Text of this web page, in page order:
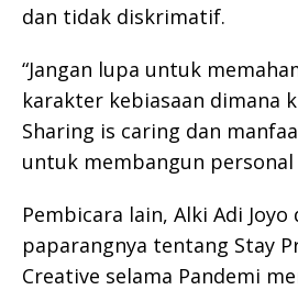
dan tidak diskrimatif.
“Jangan lupa untuk
karakter kebiasaan dimana
Sharing is caring dan
untuk membangun personal
Pembicara lain, Alki Adi Joyo
paparangnya tentang Stay
Creative selama Pandemi